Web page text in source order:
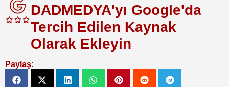
DADMEDYA'yı Google'da
Tercih Edilen Kaynak
Olarak Ekleyin
Paylaş: